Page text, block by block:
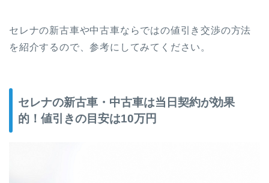
セレナの新古車や中古車ならではの値引き交渉の方法
を紹介するので、参考にしてみてください。
セレナの新古車・中古車は当日契約が効果
的！値引きの目安は10万円